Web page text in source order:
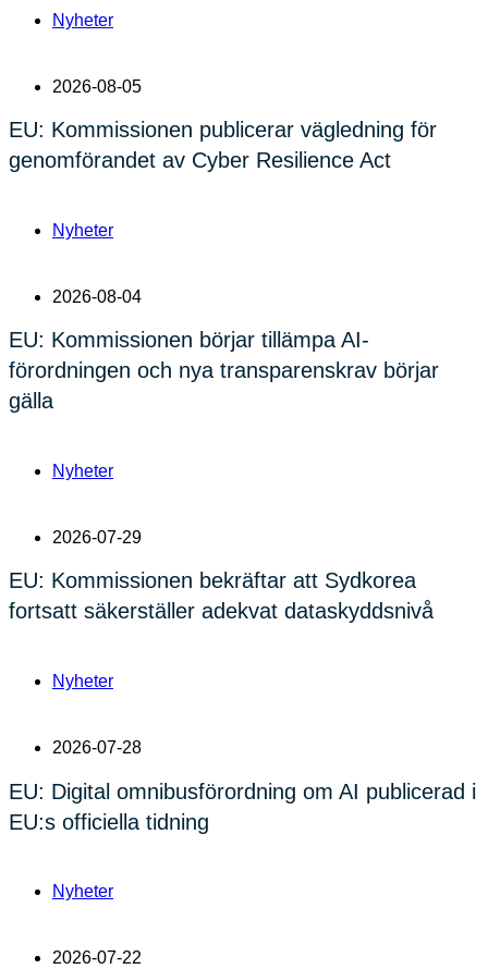
Nyheter
2026-08-05
EU: Kommissionen publicerar vägledning för
genomförandet av Cyber Resilience Act
Nyheter
2026-08-04
EU: Kommissionen börjar tillämpa AI-
förordningen och nya transparenskrav börjar
gälla
Nyheter
2026-07-29
EU: Kommissionen bekräftar att Sydkorea
fortsatt säkerställer adekvat dataskyddsnivå
Nyheter
2026-07-28
EU: Digital omnibusförordning om AI publicerad i
EU:s officiella tidning
Nyheter
2026-07-22